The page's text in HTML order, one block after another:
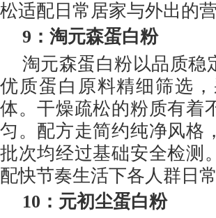
松适配日常居家与外出的
9 ：淘元森蛋白粉
淘元森蛋白粉以品质稳
优质蛋白原料精细筛选
体。干燥疏松的粉质有着
匀。配方走简约纯净风格
批次均经过基础安全检测
配快节奏生活下各人群日
10 ：元初尘蛋白粉